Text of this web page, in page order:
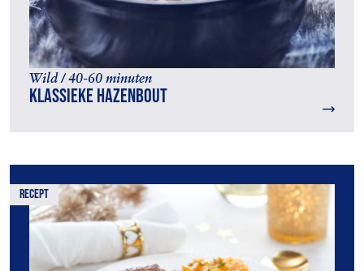
Wild / 40-60 minuten
Klassieke hazenbout
recept